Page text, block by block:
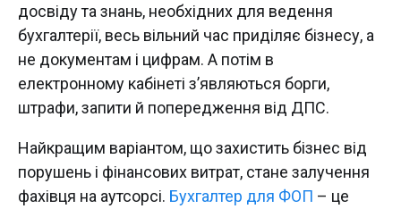
досвіду та знань, необхідних для ведення
бухгалтерії, весь вільний час приділяє бізнесу, а
не документам і цифрам. А потім в
електронному кабінеті з’являються борги,
штрафи, запити й попередження від ДПС.
Найкращим варіантом, що захистить бізнес від
порушень і фінансових витрат, стане залучення
фахівця на аутсорсі. Бухгалтер для ФОП – це